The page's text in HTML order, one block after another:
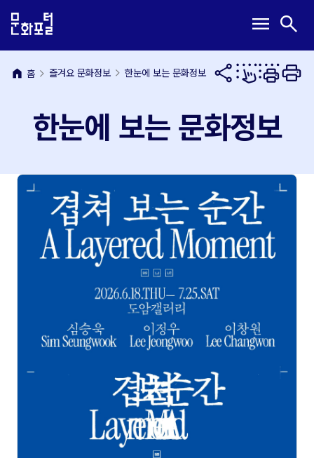
문
내
용
메
뉴
바
메
열
기
menu 검
열
기
search
home 홈 즐겨요 문화정보 한눈에 보는 문화정보
한눈에 보는 문화정보